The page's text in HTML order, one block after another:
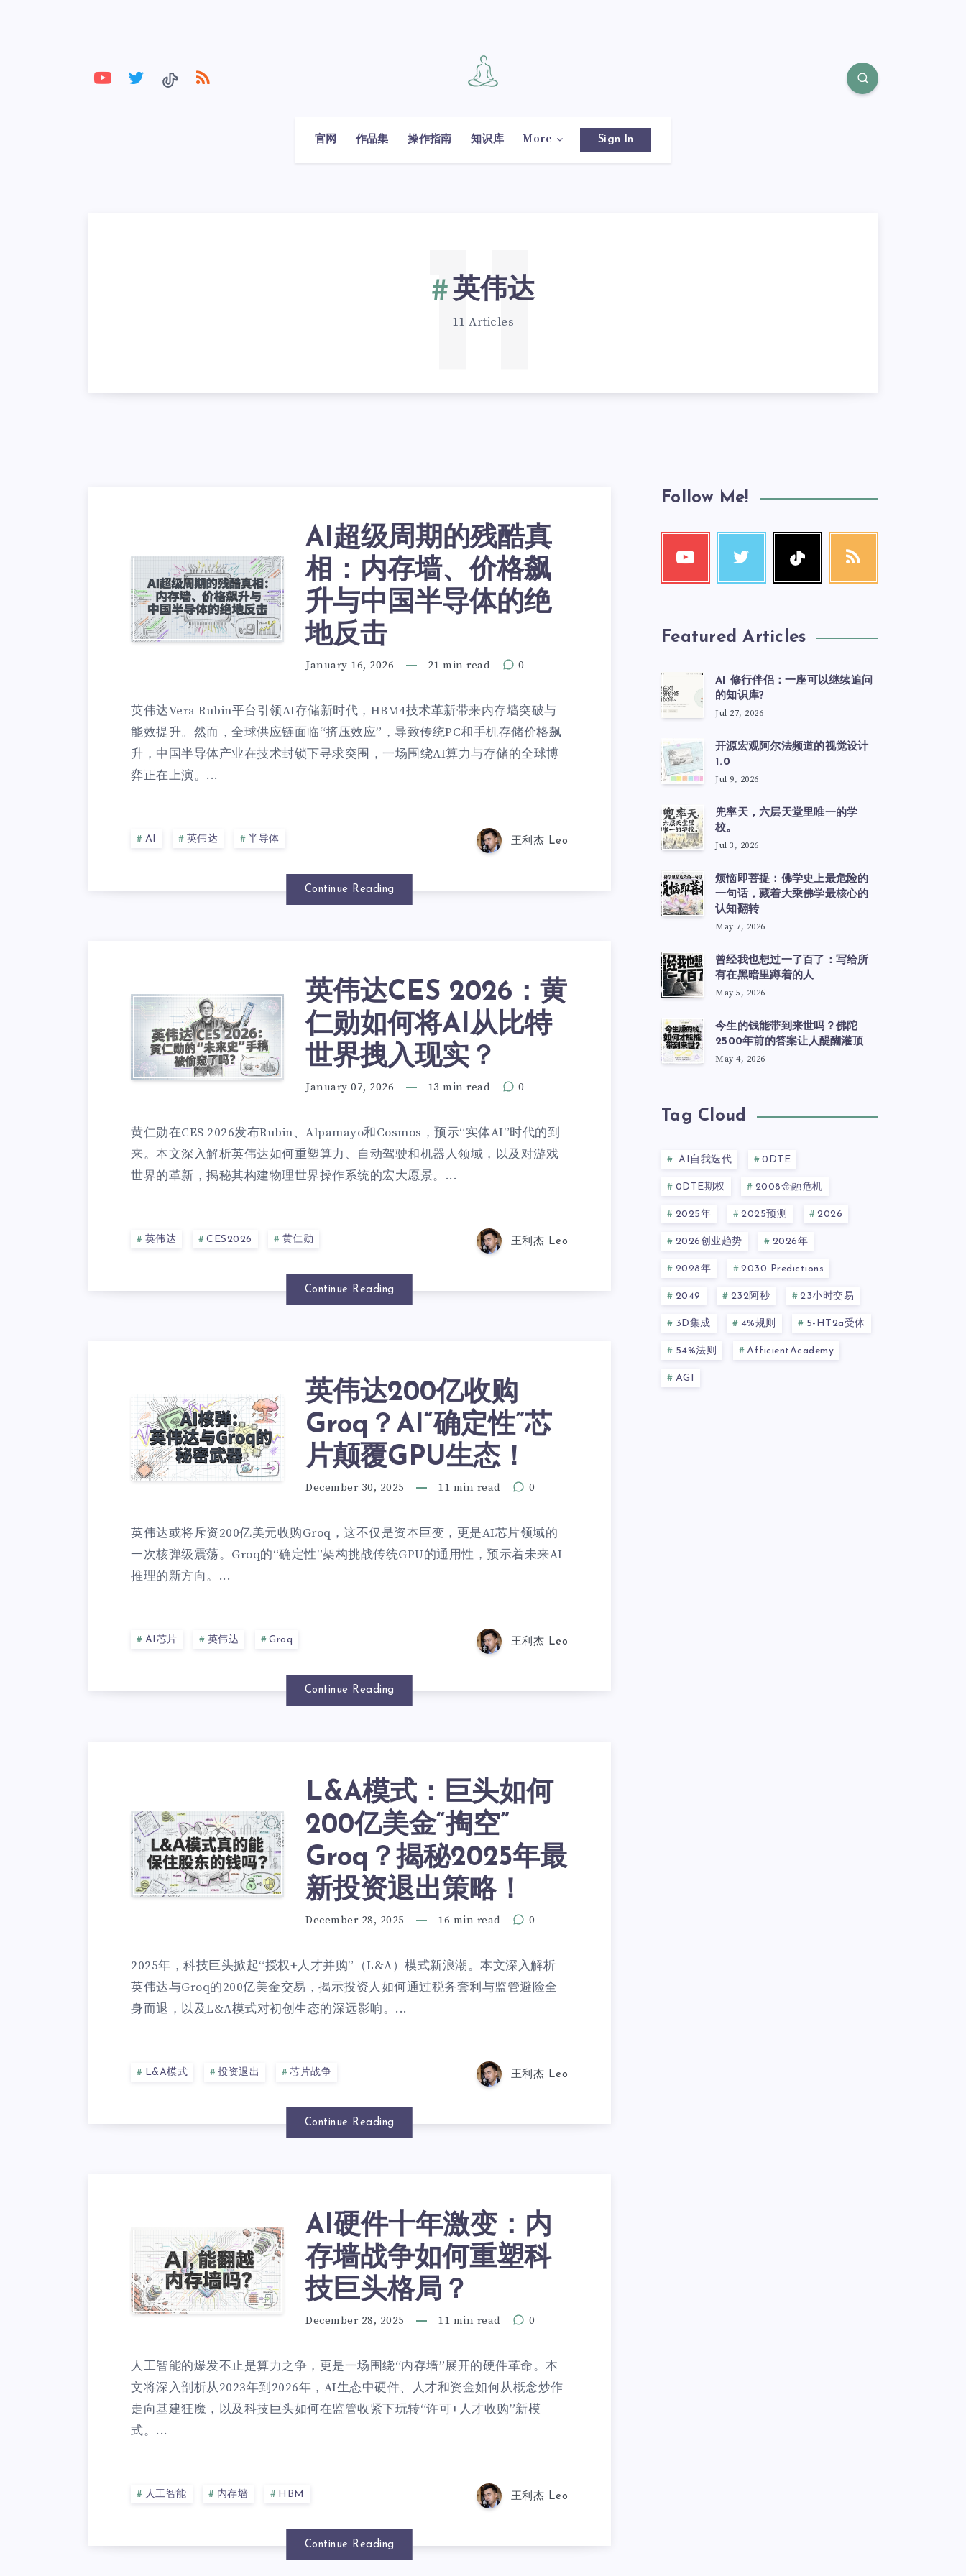
官网 作品集 操作指南 知识库 More Sign In
英伟达
11 Articles
11
AI超级周期的残酷真
相：内存墙、价格飙
升与中国半导体的绝
地反击
January 16, 2026 21 min read 0
英伟达Vera Rubin平台引领AI存储新时代，HBM4技术革新带来内存墙突破与
能效提升。然而，全球供应链面临“挤压效应”，导致传统PC和手机存储价格飙
升，中国半导体产业在技术封锁下寻求突围，一场围绕AI算力与存储的全球博
弈正在上演。...
AI 英伟达 半导体 王利杰 Leo
Continue Reading
英伟达CES 2026：黄
仁勋如何将AI从比特
世界拽入现实？
January 07, 2026 13 min read 0
黄仁勋在CES 2026发布Rubin、Alpamayo和Cosmos，预示“实体AI”时代的到
来。本文深入解析英伟达如何重塑算力、自动驾驶和机器人领域，以及对游戏
世界的革新，揭秘其构建物理世界操作系统的宏大愿景。...
英伟达 CES2026 黄仁勋 王利杰 Leo
Continue Reading
英伟达200亿收购
Groq？AI“确定性”芯
片颠覆GPU生态！
December 30, 2025 11 min read 0
英伟达或将斥资200亿美元收购Groq，这不仅是资本巨变，更是AI芯片领域的
一次核弹级震荡。Groq的“确定性”架构挑战传统GPU的通用性，预示着未来AI
推理的新方向。...
AI芯片 英伟达 Groq 王利杰 Leo
Continue Reading
L&A模式：巨头如何
200亿美金“掏空”
Groq？揭秘2025年最
新投资退出策略！
December 28, 2025 16 min read 0
2025年，科技巨头掀起“授权+人才并购”（L&A）模式新浪潮。本文深入解析
英伟达与Groq的200亿美金交易，揭示投资人如何通过税务套利与监管避险全
身而退，以及L&A模式对初创生态的深远影响。...
L&A模式 投资退出 芯片战争 王利杰 Leo
Continue Reading
AI硬件十年激变：内
存墙战争如何重塑科
技巨头格局？
December 28, 2025 11 min read 0
人工智能的爆发不止是算力之争，更是一场围绕“内存墙”展开的硬件革命。本
文将深入剖析从2023年到2026年，AI生态中硬件、人才和资金如何从概念炒作
走向基建狂魔，以及科技巨头如何在监管收紧下玩转“许可+人才收购”新模
式。...
人工智能 内存墙 HBM 王利杰 Leo
Continue Reading
Follow Me!
Featured Articles
AI 修行伴侣：一座可以继续追问
的知识库?
Jul 27, 2026
开源宏观阿尔法频道的视觉设计
1.0
Jul 9, 2026
兜率天，六层天堂里唯一的学
校。
Jul 3, 2026
烦恼即菩提：佛学史上最危险的
一句话，藏着大乘佛学最核心的
认知翻转
May 7, 2026
曾经我也想过一了百了：写给所
有在黑暗里蹲着的人
May 5, 2026
今生的钱能带到来世吗？佛陀
2500年前的答案让人醍醐灌顶
May 4, 2026
Tag Cloud
AI自我迭代 0DTE
0DTE期权 2008金融危机
2025年 2025预测 2026
2026创业趋势 2026年
2028年 2030 Predictions
2049 232阿秒 23小时交易
3D集成 4%规则 5-HT2a受体
54%法则 AfficientAcademy
AGI